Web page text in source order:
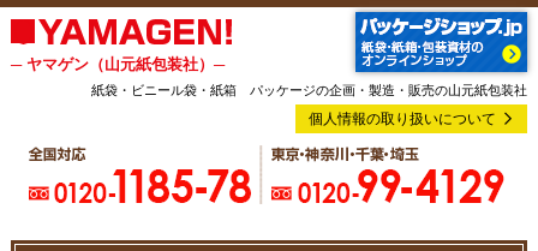
─ ヤマゲン（山元紙包装社）─
紙袋・ビニール袋・紙箱 パッケージの企画・製造・販売の山元紙包装社
個人情報の取り扱いについて